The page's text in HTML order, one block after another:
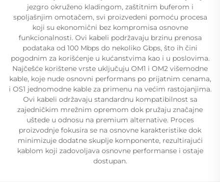
jezgro okruženo kladingom, zaštitnim buferom i
spoljašnjim omotačem, svi proizvedeni pomoću procesa
koji su ekonomični bez kompromisa osnovne
funkcionalnosti. Ovi kabeli podržavaju brzinu prenosa
podataka od 100 Mbps do nekoliko Gbps, što ih čini
pogodnim za korišćenje u kućanstvima kao i u poslovima.
Najčešće korištene vrste uključuju OM1 i OM2 višemodne
kable, koje nude osnovni performans po prijatnim cenama,
i OS1 jednomodne kable za primenu na većim rastojanjima.
Ovi kabeli održavaju standardnu kompatibilnost sa
zajedničkim mrežnim opremom dok pružaju značajne
uštede u odnosu na premium alternative. Proces
proizvodnje fokusira se na osnovne karakteristike dok
minimizuje dodatne skuplje komponente, rezultirajući
kablom koji zadovoljava osnovne performanse i ostaje
dostupan.